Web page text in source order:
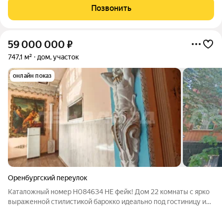
объект находится в тихом и спокойном районе с удобной
транспортной доступностью. В
Позвонить
59 000 000 ₽
747,1 м² дом, участок
онлайн показ
Оренбургский переулок
Каталожный номер H084634 НЕ фейк! Дом 22 комнаты с ярко
выраженной стилистикой барокко идеально под гостиницу или